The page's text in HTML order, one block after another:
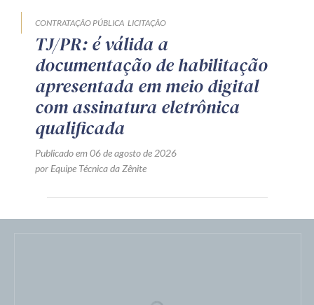
CONTRATAÇÃO PÚBLICA LICITAÇÃO
TJ/PR: é válida a
documentação de habilitação
apresentada em meio digital
com assinatura eletrônica
qualificada
Publicado em 06 de agosto de 2026
por Equipe Técnica da Zênite